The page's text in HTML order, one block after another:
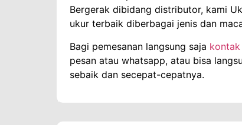
Bergerak dibidang distributor, kami
ukur terbaik diberbagai jenis dan
Bagi pemesanan langsung saja
pesan atau whatsapp, atau bisa
sebaik dan secepat-cepatnya.